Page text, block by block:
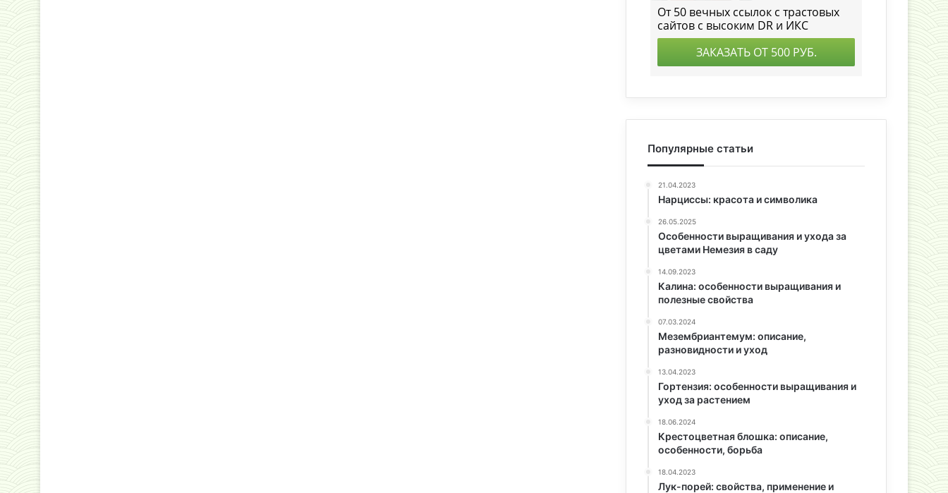
Популярные статьи
21.04.2023
Нарциссы: красота и символика
26.05.2025
Особенности выращивания и ухода за
цветами Немезия в саду
14.09.2023
Калина: особенности выращивания и
полезные свойства
07.03.2024
Мезембриантемум: описание,
разновидности и уход
13.04.2023
Гортензия: особенности выращивания и
уход за растением
18.06.2024
Крестоцветная блошка: описание,
особенности, борьба
18.04.2023
Лук-порей: свойства, применение и